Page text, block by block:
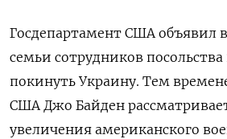
Госдепартамент США объявил в
семьи сотрудников
покинуть Украину. Тем
США Джо Байден
увеличения американского